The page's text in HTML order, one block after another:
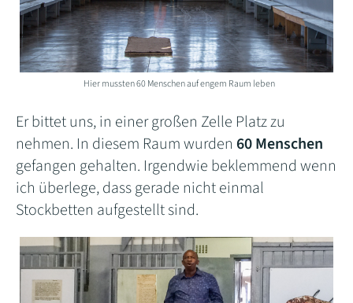
Hier mussten 60 Menschen auf engem Raum leben
Er bittet uns, in einer großen Zelle Platz zu
nehmen. In diesem Raum wurden 60 Menschen
gefangen gehalten. Irgendwie beklemmend wenn
ich überlege, dass gerade nicht einmal
Stockbetten aufgestellt sind.